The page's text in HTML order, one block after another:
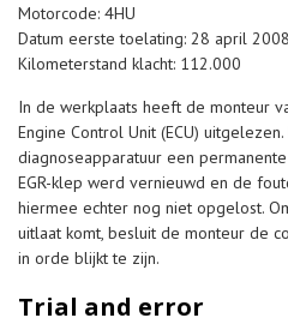
Motorcode: 4HU
Datum eerste toelating: 28 april 2008
Kilometerstand klacht: 112.000
In de werkplaats heeft de monteur
Engine Control Unit (ECU)
diagnoseapparatuur een
EGR-klep werd vernieuwd en de
hiermee echter nog niet opgelost.
uitlaat komt, besluit de monteur de
in orde blijkt te zijn.
Trial and error